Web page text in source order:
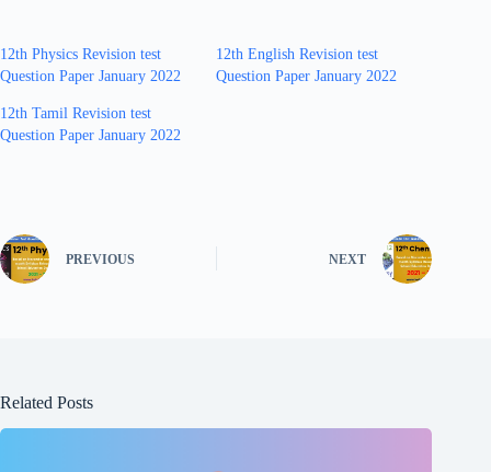
12th Physics Revision test
Question Paper January 2022
12th English Revision test
Question Paper January 2022
12th Tamil Revision test
Question Paper January 2022
PREVIOUS NEXT
Related Posts